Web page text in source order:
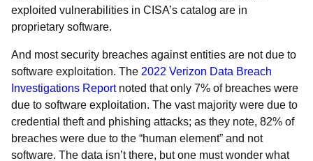
exploited vulnerabilities in CISA’s catalog are in
proprietary software.
And most security breaches against entities are not due to
software exploitation. The 2022 Verizon Data Breach
Investigations Reportnoted that only 7% of breaches were
due to software exploitation. The vast majority were due to
credential theft and phishing attacks; as they note, 82% of
breaches were due to the “human element” and not
software. The data isn’t there, but one must wonder what